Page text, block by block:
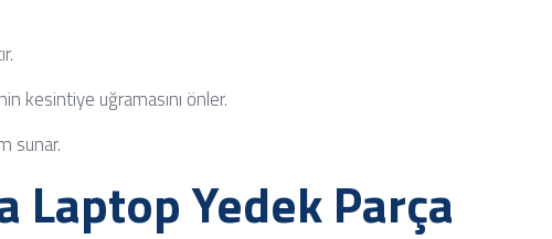
kesintiye uğramasını önler.
sunar.
Laptop Yedek Parça